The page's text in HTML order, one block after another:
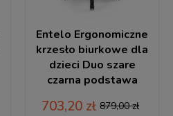
Entelo Ergonomiczne
krzesło biurkowe dla
dzieci Duo szare
czarna podstawa
703,20 zł 879,00 zł